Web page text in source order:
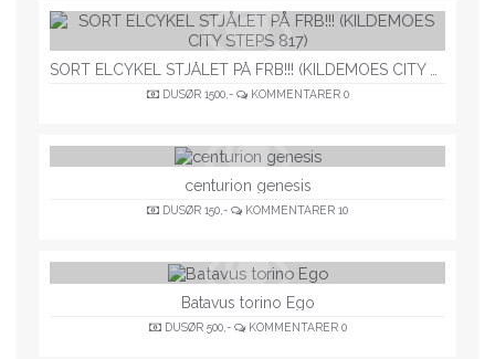
SORT ELCYKEL STJÅLET PÅ FRB!!! (KILDEMOES CITY STEPS 817)
DUSØR 1500,- KOMMENTARER 0
centurion genesis
DUSØR 150,- KOMMENTARER 10
Batavus torino Ego
DUSØR 500,- KOMMENTARER 0